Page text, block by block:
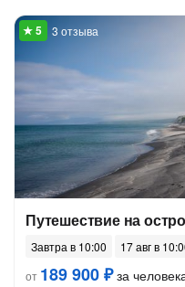
3 отзыва
Путешествие на
Завтра в 10:00
17 авг в
от 189 900 ₽за